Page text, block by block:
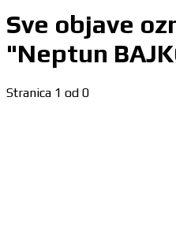
Sve objave
"Neptun
Stranica 1 od 0